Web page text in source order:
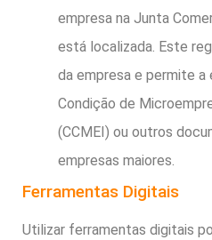
empresa na Junta
está localizada. Este
da empresa e permite
Condição de
(CCMEI) ou outros
empresas maiores.
Ferramentas Digitais
Utilizar ferramentas digitais